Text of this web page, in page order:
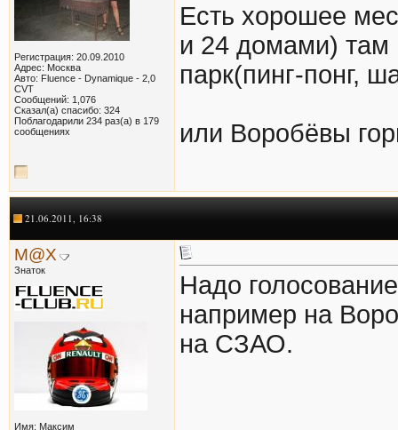
Регистрация: 20.09.2010
Адрес: Москва
Авто: Fluence - Dynamique - 2,0
CVT
Сообщений: 1,076
Сказал(а) спасибо: 324
Поблагодарили 234 раз(а) в 179
сообщениях
Есть хорошее
и 24 домами) там
парк(пинг-понг,
или Воробёвы
21.06.2011, 16:38
M@X
Знаток
Имя: Максим
Надо
например на
на СЗАО.